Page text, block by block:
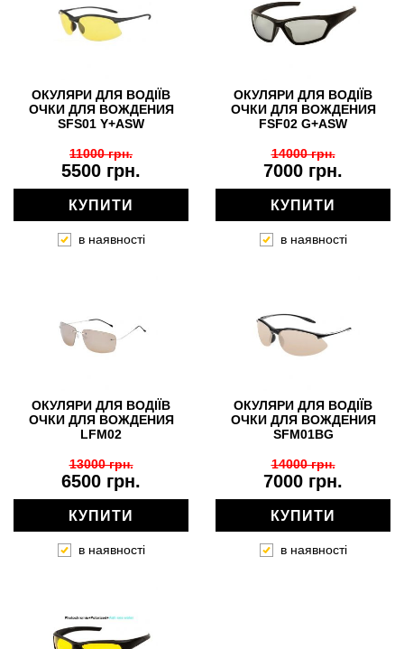
ОКУЛЯРИ ДЛЯ ВОДІЇВ
ОЧКИ ДЛЯ ВОЖДЕНИЯ
SFS01 Y+ASW
5500 грн.
11000 грн.
КУПИТИ
в наявності
ОКУЛЯРИ ДЛЯ ВОДІЇВ
ОЧКИ ДЛЯ ВОЖДЕНИЯ
FSF02 G+ASW
7000 грн.
14000 грн.
КУПИТИ
в наявності
ОКУЛЯРИ ДЛЯ ВОДІЇВ
ОЧКИ ДЛЯ ВОЖДЕНИЯ
LFM02
6500 грн.
13000 грн.
КУПИТИ
в наявності
ОКУЛЯРИ ДЛЯ ВОДІЇВ
ОЧКИ ДЛЯ ВОЖДЕНИЯ
SFM01BG
7000 грн.
14000 грн.
КУПИТИ
в наявності